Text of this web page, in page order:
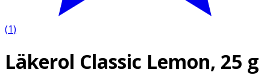
(1)
Läkerol Classic Lemon, 25 g